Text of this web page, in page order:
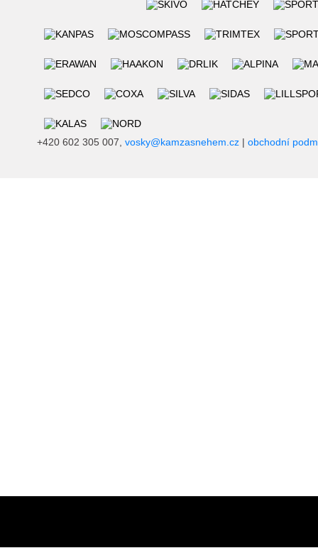
+420 602 305 007, vosky@kamzasnehem.cz | obchodní